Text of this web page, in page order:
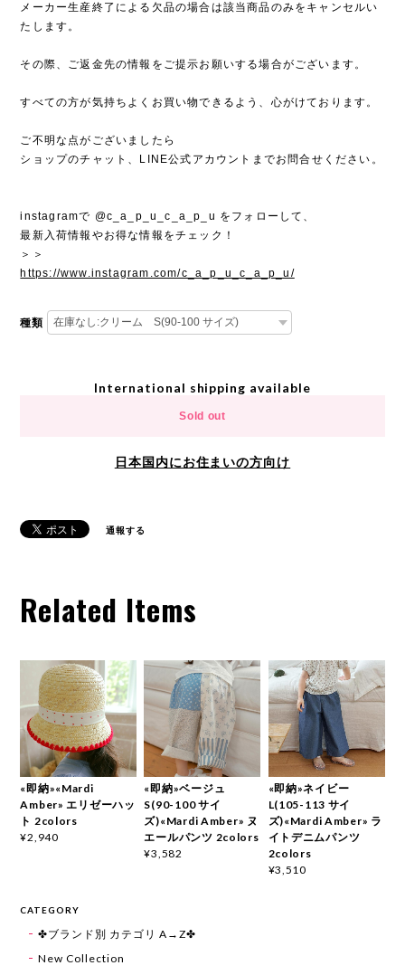
メーカー生産終了による欠品の場合は該当商品のみをキャンセルい
たします。
その際、ご返金先の情報をご提示お願いする場合がございます。
すべての方が気持ちよくお買い物できるよう、心がけております。
ご不明な点がございましたら
ショップのチャット、LINE公式アカウントまでお問合せください。
instagramで @c_a_p_u_c_a_p_u をフォローして、
最新入荷情報やお得な情報をチェック！
＞＞
https://www.instagram.com/c_a_p_u_c_a_p_u/
種類
International shipping available
Sold out
日本国内にお住まいの方向け
通報する
Related Items
«即納»«Mardi
Amber» エリゼーハッ
ト 2colors
¥2,940
«即納»ベージュ
S(90-100 サイ
ズ)«Mardi Amber» ヌ
エールパンツ 2colors
¥3,582
«即納»ネイビー
L(105-113 サイ
ズ)«Mardi Amber» ラ
イトデニムパンツ
2colors
¥3,510
CATEGORY
✤ブランド別 カテゴリ A→Z✤
New Collection